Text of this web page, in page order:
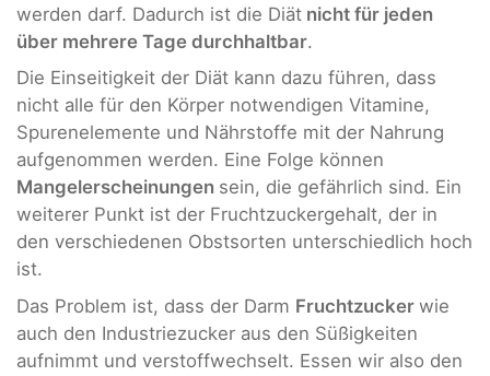
werden darf. Dadurch ist die Diät nicht für jeden
über mehrere Tage durchhaltbar.
Die Einseitigkeit der Diät kann dazu führen, dass
nicht alle für den Körper notwendigen Vitamine,
Spurenelemente und Nährstoffe mit der Nahrung
aufgenommen werden. Eine Folge können
Mangelerscheinungen sein, die gefährlich sind. Ein
weiterer Punkt ist der Fruchtzuckergehalt, der in
den verschiedenen Obstsorten unterschiedlich hoch
ist.
Das Problem ist, dass der Darm Fruchtzucker wie
auch den Industriezucker aus den Süßigkeiten
aufnimmt und verstoffwechselt. Essen wir also den